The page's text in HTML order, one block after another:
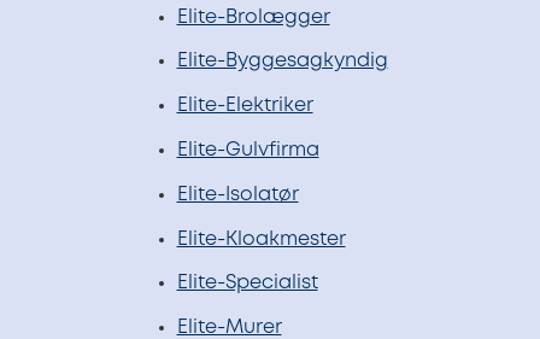
Elite-Brolægger
Elite-Byggesagkyndig
Elite-Elektriker
Elite-Gulvfirma
Elite-Isolatør
Elite-Kloakmester
Elite-Specialist
Elite-Murer